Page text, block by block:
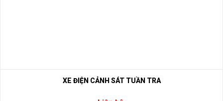
XE ĐIỆN CẢNH SÁT TUẦN TRA